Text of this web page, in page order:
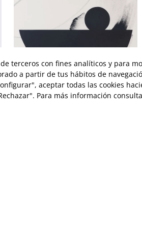
PALMA ALVARIÑO
terceros con fines analíticos y para
a partir de tus hábitos de
aceptar todas las cookies
Para más información